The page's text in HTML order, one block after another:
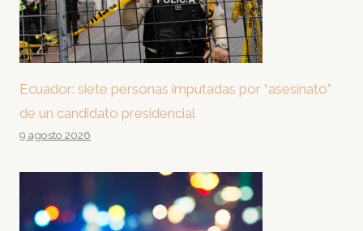
Ecuador: siete personas imputadas por “asesinato”
de un candidato presidencial
9 agosto 2026